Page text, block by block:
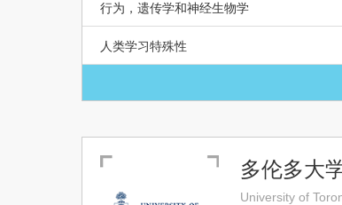
行为，遗传学和神经生物学
人类学习特殊性
多伦多大
University of